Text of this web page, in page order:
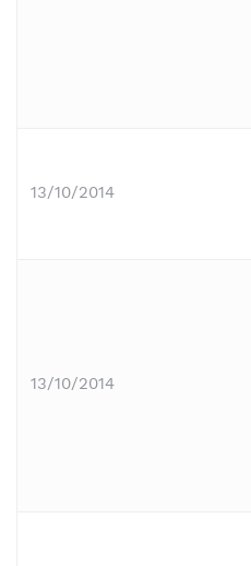
13/10/2014
13/10/2014